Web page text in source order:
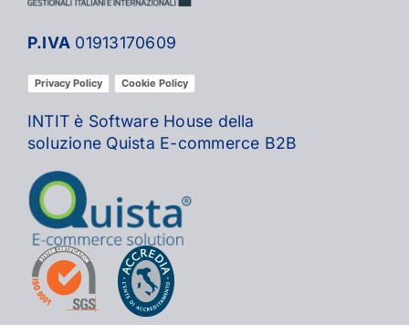
P.IVA 01913170609
Privacy Policy Cookie Policy
INTIT è Software House della
soluzione Quista E-commerce B2B